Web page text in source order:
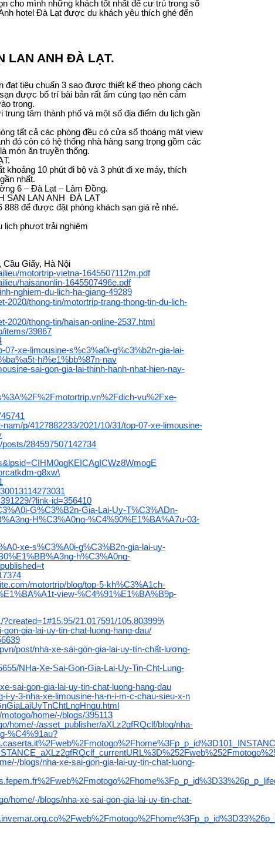
cho mình những khách tốt nhất để cư trú trong số
hotel Đà Lạt được du khách yêu thích ghé đến
LAN ANH ĐÀ LẠT.
đạt tiêu chuẩn 3 sao được thiết kế theo phong cách
được bố trí bài bản rất ấm cúng tạo nên cảm
trong.
tâm thành phố và một số địa điểm du lịch gần
tất cả các phòng đều có cửa sổ thoáng mát view
đó còn có hệ thống nhà hàng sang trọng gồm các
món ăn truyền thống.
khoảng 10 phút đi bộ và 3 phút đi xe máy, thích
nhất.
6 – Đà Lạt – Lâm Đồng.
SẠN LAN ANH ĐÀ LẠT
888 để được đặt phòng khách sạn giá rẻ nhé.
lịch phượt trải nghiệm
Cầu Giấy, Hà Nội
motortrip-vietna-1645507112m.pdf
haisanonlin-1645507496e.pdf
nghiem-du-lich-ha-giang-49289
2020/thong-tin/motortrip-trang-thong-tin-du-lich-
2020/thong-tin/haisan-online-2537.html
items/39867
07-xe-limousine-s%c3%a0i-g%c3%b2n-gia-lai-
hi%e1%bb%87n-nay
sai-gon-gia-lai-thinh-hanh-nhat-hien-nay-
vu%2Fxe-
p/4127882233/2021/10/31/top-07-xe-limousine-
284597507142734
g8xw\
?link-id=356410
G%C3%B2n-Gia-Lai-Uy-T%C3%ADn-
H%C3%A0ng-%C4%90%E1%BA%A7u-03-
xe-s%C3%A0i-g%C3%B2n-gia-lai-uy-
h%C3%A0ng-
motortrip/blog/top-5-kh%C3%A1ch-
view-%C4%91%E1%BA%B9p-
21.017591/105.803999\
gia-lai-uy-tin-chat-luong-hang-dau/
post/nhà-xe-sài-gòn-gia-lai-uy-tín-chất-lượng-
NHa-Xe-Sai-Gon-Gia-Lai-Uy-Tin-Cht-Lung-
sai-gon-gia-lai-uy-tin-chat-luong-hang-dau
i-y-3-nha-xe-limousine-ha-n-i-m-c-chau-sieu-x-n
home/-/blogs/395113
home/-/asset_publisher/aXLz2gfRQclf/blog/nha-
%C4%91au?
blogs/nha-xe-sai-gon-gia-lai-uy-tin-chat-luong-
home/-/blogs/nha-xe-sai-gon-gia-lai-uy-tin-chat-